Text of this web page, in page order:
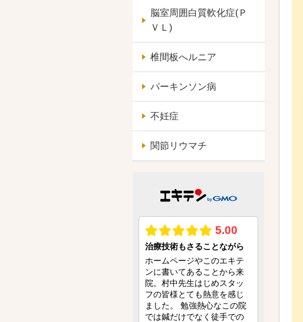
脳室周囲白質軟化症(Ｐ
ＶＬ)
椎間板へルニア
パーキンソン病
不妊症
関節リウマチ